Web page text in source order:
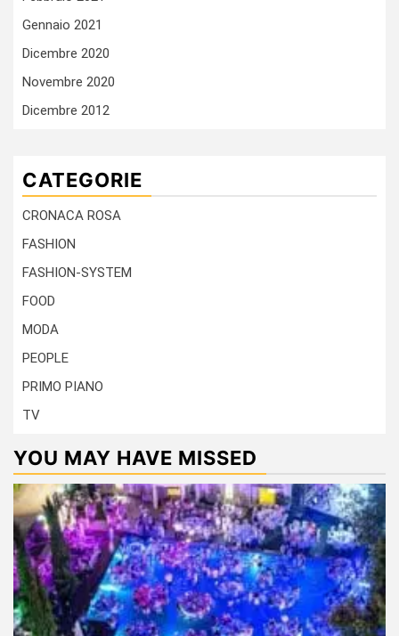
Gennaio 2021
Dicembre 2020
Novembre 2020
Dicembre 2012
CATEGORIE
CRONACA ROSA
FASHION
FASHION-SYSTEM
FOOD
MODA
PEOPLE
PRIMO PIANO
TV
YOU MAY HAVE MISSED